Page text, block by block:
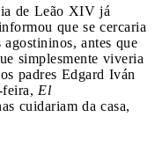
de Leão XIV já
que se cercaria
antes que
simplesmente viveria
padres Edgard Iván
El
cuidariam da casa,